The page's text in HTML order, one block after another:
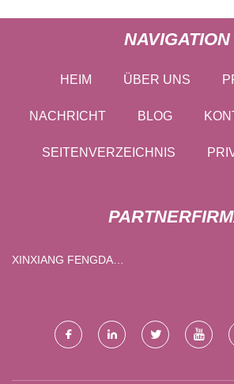
NAVIGATION
HEIM ÜBER UNS
NACHRICHT BLOG
SEITENVERZEICHNIS
XINXIANG FENGDA